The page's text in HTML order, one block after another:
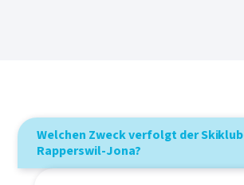
Welchen Zweck verfolgt der Skiklub
Rapperswil-Jona?